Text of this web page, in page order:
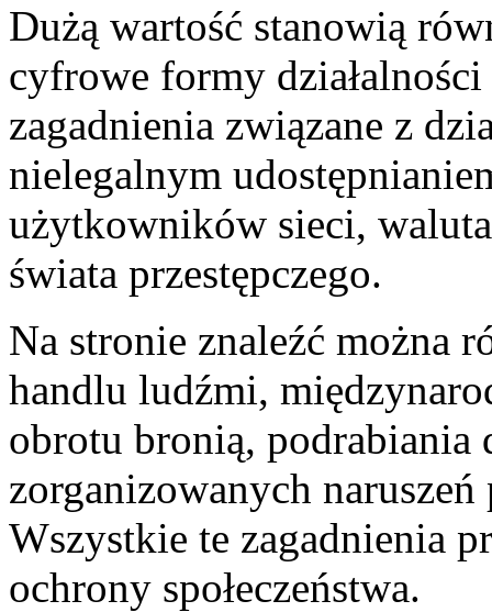
Dużą wartość stanowią
cyfrowe formy
zagadnienia związane z
nielegalnym
użytkowników sieci,
świata przestępczego.
Na stronie znaleźć można
handlu ludźmi,
obrotu bronią, podrabiania
zorganizowanych
Wszystkie te zagadnienia
ochrony społeczeństwa.